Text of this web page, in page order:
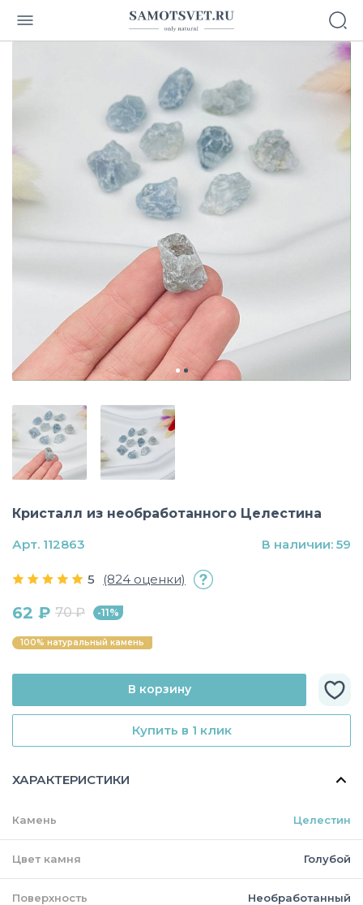
Кристалл из необработанного Целестина
5 (824 оценки)
62 ₽ 70 ₽ -11%
100% натуральный камень
Купить в 1 клик
В корзину
Арт. 112863 В наличии: 59
ХАРАКТЕРИСТИКИ
Камень Целестин
Цвет камня Голубой
Поверхность Необработанный